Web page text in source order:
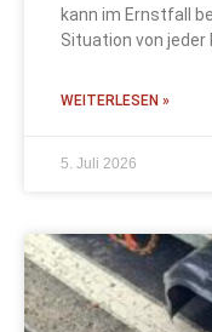
kann im Ernstfall
Situation von jeder
WEITERLESEN »
5. Juli 2026